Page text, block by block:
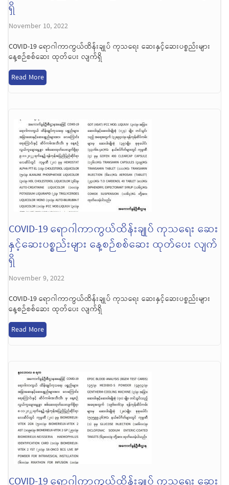
ရှိ
November 10, 2022
COVID-19 ရောဂါကာကွယ်ထိန်းချုပ် ကုသရေး ဆေးနှင့်ဆေးပစ္စည်းများ
နေ့စဉ်စစ်ဆေး ထုတ်ပေး လျက်ရှိ
Read More
COVID-19 ရောဂါကာကွယ်ထိန်းချုပ် ကုသရေး ဆေး
နှင့်ဆေးပစ္စည်းများ နေ့စဉ်စစ်ဆေး ထုတ်ပေး လျက်
ရှိ
November 9, 2022
COVID-19 ရောဂါကာကွယ်ထိန်းချုပ် ကုသရေး ဆေးနှင့်ဆေးပစ္စည်းများ
နေ့စဉ်စစ်ဆေး ထုတ်ပေး လျက်ရှိ
Read More